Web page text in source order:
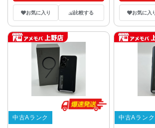
お気に入り 比較する お気に入
中古Aランク 中古Aランク